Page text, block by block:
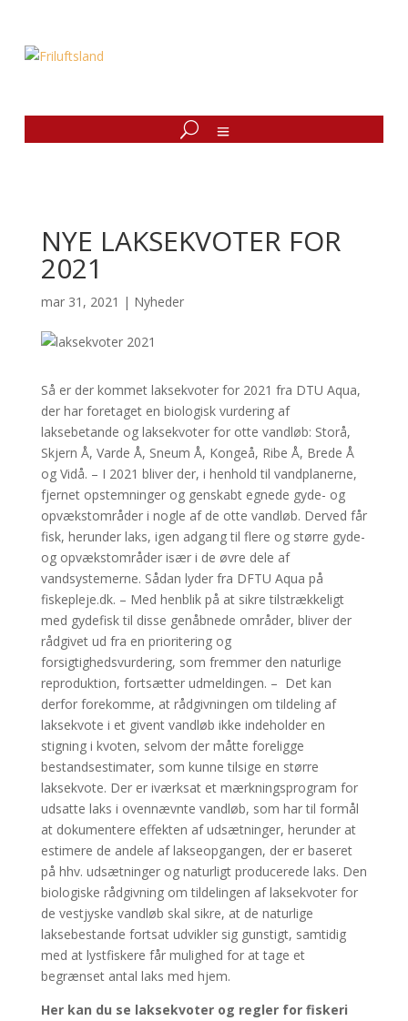
NYE LAKSEKVOTER FOR
2021
mar 31, 2021 | Nyheder
Så er der kommet laksekvoter for 2021 fra DTU Aqua,
der har foretaget en biologisk vurdering af
laksebetande og laksekvoter for otte vandløb: Storå,
Skjern Å, Varde Å, Sneum Å, Kongeå, Ribe Å, Brede Å
og Vidå. – I 2021 bliver der, i henhold til vandplanerne,
fjernet opstemninger og genskabt egnede gyde- og
opvækstområder i nogle af de otte vandløb. Derved får
fisk, herunder laks, igen adgang til flere og større gyde-
og opvækstområder især i de øvre dele af
vandsystemerne. Sådan lyder fra DFTU Aqua på
fiskepleje.dk. – Med henblik på at sikre tilstrækkeligt
med gydefisk til disse genåbnede områder, bliver der
rådgivet ud fra en prioritering og
forsigtighedsvurdering, som fremmer den naturlige
reproduktion, fortsætter udmeldingen. – Det kan
derfor forekomme, at rådgivningen om tildeling af
laksekvote i et givent vandløb ikke indeholder en
stigning i kvoten, selvom der måtte foreligge
bestandsestimater, som kunne tilsige en større
laksekvote. Der er iværksat et mærkningsprogram for
udsatte laks i ovennævnte vandløb, som har til formål
at dokumentere effekten af udsætninger, herunder at
estimere de andele af lakseopgangen, der er baseret
på hhv. udsætninger og naturligt producerede laks. Den
biologiske rådgivning om tildelingen af laksekvoter for
de vestjyske vandløb skal sikre, at de naturlige
laksebestande fortsat udvikler sig gunstigt, samtidig
med at lystfiskere får mulighed for at tage et
begrænset antal laks med hjem.
Her kan du se laksekvoter og regler for fiskeri